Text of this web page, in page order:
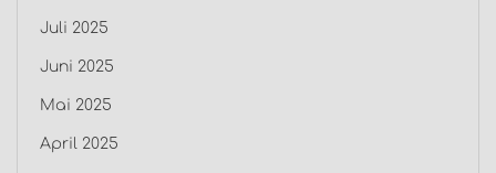
Juli 2025
Juni 2025
Mai 2025
April 2025